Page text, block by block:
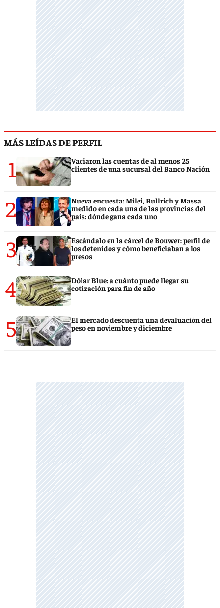
MÁS LEÍDAS DE PERFIL
1
Vaciaron las cuentas de al menos 25
clientes de una sucursal del Banco Nación
2
Nueva encuesta: Milei, Bullrich y Massa
medido en cada una de las provincias del
país: dónde gana cada uno
3
Escándalo en la cárcel de Bouwer: perfil de
los detenidos y cómo beneficiaban a los
presos
4
Dólar Blue: a cuánto puede llegar su
cotización para fin de año
5
El mercado descuenta una devaluación del
peso en noviembre y diciembre